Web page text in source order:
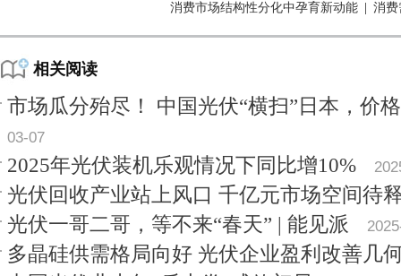
消费市场结构性分化中孕育新动能
消费
相关阅读
市场瓜分殆尽！ 中国光伏“横扫”日本，价
03-07
2025年光伏装机乐观情况下同比增10%
光伏回收产业站上风口 千亿元市场空间待
光伏一哥二哥，等不来“春天” | 能见派
多晶硅供需格局向好 光伏企业盈利改善几